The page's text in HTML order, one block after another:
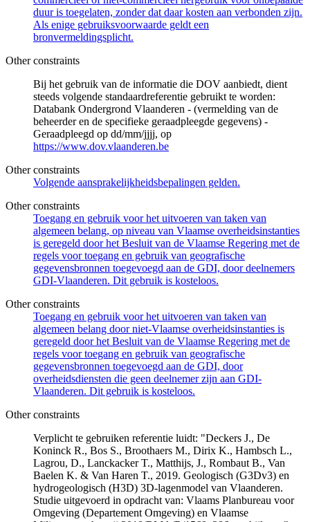
duur is toegelaten, zonder dat daar kosten aan verbonden zijn.
Als enige gebruiksvoorwaarde geldt een
bronvermeldingsplicht.
Other constraints
Bij het gebruik van de informatie die DOV aanbiedt, dient
steeds volgende standaardreferentie gebruikt te worden:
Databank Ondergrond Vlaanderen - (vermelding van de
beheerder en de specifieke geraadpleegde gegevens) -
Geraadpleegd op dd/mm/jjjj, op
https://www.dov.vlaanderen.be
Other constraints
Volgende aansprakelijkheidsbepalingen gelden.
Other constraints
Toegang en gebruik voor het uitvoeren van taken van
algemeen belang, op niveau van Vlaamse overheidsinstanties
is geregeld door het Besluit van de Vlaamse Regering met de
regels voor toegang en gebruik van geografische
gegevensbronnen toegevoegd aan de GDI, door deelnemers
GDI-Vlaanderen. Dit gebruik is kosteloos.
Other constraints
Toegang en gebruik voor het uitvoeren van taken van
algemeen belang door niet-Vlaamse overheidsinstanties is
geregeld door het Besluit van de Vlaamse Regering met de
regels voor toegang en gebruik van geografische
gegevensbronnen toegevoegd aan de GDI, door
overheidsdiensten die geen deelnemer zijn aan GDI-
Vlaanderen. Dit gebruik is kosteloos.
Other constraints
Verplicht te gebruiken referentie luidt: "Deckers J., De
Koninck R., Bos S., Broothaers M., Dirix K., Hambsch L.,
Lagrou, D., Lanckacker T., Matthijs, J., Rombaut B., Van
Baelen K. & Van Haren T., 2019. Geologisch (G3Dv3) en
hydrogeologisch (H3D) 3D-lagenmodel van Vlaanderen.
Studie uitgevoerd in opdracht van: Vlaams Planbureau voor
Omgeving (Departement Omgeving) en Vlaamse